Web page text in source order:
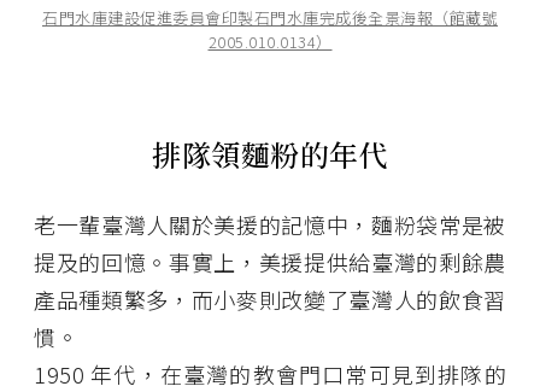
石門水庫建設促進委員會印製石門水庫完成後全景海報（館藏號
2005.010.0134）
排隊領麵粉的年代
老一輩臺灣人關於美援的記憶中，麵粉袋常是被
提及的回憶。事實上，美援提供給臺灣的剩餘農
產品種類繁多，而小麥則改變了臺灣人的飲食習
慣。
1950 年代，在臺灣的教會門口常可見到排隊的